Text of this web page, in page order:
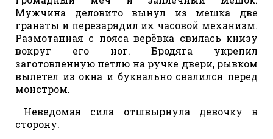
Мужчина деловито вынул из мешка две
гранаты и перезарядил их часовой механизм.
Размотанная с пояса верёвка свилась книзу
вокруг его ног. Бродяга укрепил
заготовленную петлю на ручке двери, рывком
вылетел из окна и буквально свалился перед
монстром.
Неведомая сила отшвырнула девочку в
сторону.